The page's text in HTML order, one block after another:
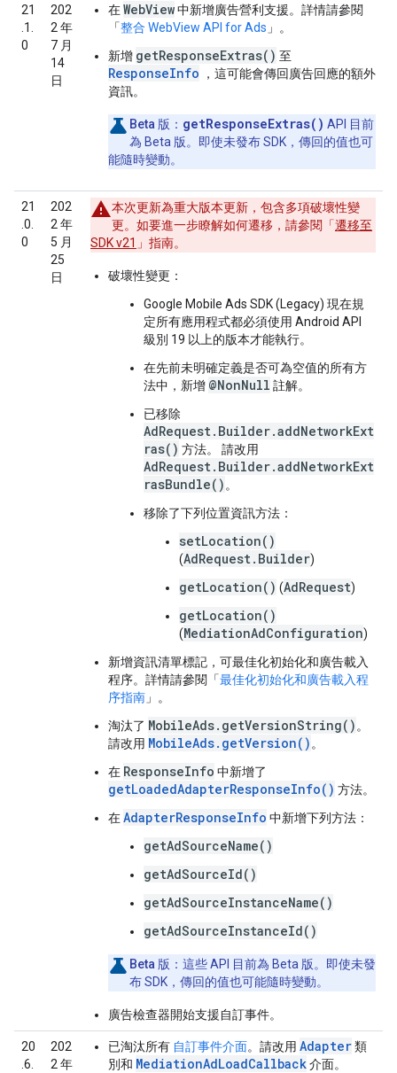
21
.1.
0
202
2 年
7 月
14
日
在WebView中新增廣告營利支援。詳情請參閱
「整合 WebView API for Ads 」。
新增 getResponseExtras() 至
ResponseInfo ，這可能會傳回廣告回應的額外
資訊。
Beta 版： getResponseExtras() API 目前
為 Beta 版。即使未發布 SDK，傳回的值也可
能隨時變動。
21
.0.
0
202
2 年
5 月
25
日
本次更新為重大版本更新，包含多項破壞性變
更。如要進一步瞭解如何遷移，請參閱「遷移至
SDK v21 」指南。
破壞性變更：
Google Mobile Ads SDK (Legacy) 現在規
定所有應用程式都必須使用 Android API
級別 19 以上的版本才能執行。
在先前未明確定義是否可為空值的所有方
法中，新增 @NonNull 註解。
已移除
AdRequest.Builder.addNetworkExt
ras() 方法。 請改用
AdRequest.Builder.addNetworkExt
rasBundle() 。
移除了下列位置資訊方法：
setLocation()
(AdRequest.Builder)
getLocation() (AdRequest)
getLocation()
(MediationAdConfiguration)
新增資訊清單標記，可最佳化初始化和廣告載入
程序。詳情請參閱「最佳化初始化和廣告載入程
序指南 」。
淘汰了 MobileAds.getVersionString() 。
請改用 MobileAds.getVersion() 。
在 ResponseInfo 中新增了
getLoadedAdapterResponseInfo() 方法。
在AdapterResponseInfo 中新增下列方法：
getAdSourceName()
getAdSourceId()
getAdSourceInstanceName()
getAdSourceInstanceId()
Beta 版： 這些 API 目前為 Beta 版。即使未發
布 SDK，傳回的值也可能隨時變動。
廣告檢查器開始支援自訂事件。
20
.6.
202
2 年
已淘汰所有 自訂事件介面。請改用 Adapter類
別和 MediationAdLoadCallback介面。